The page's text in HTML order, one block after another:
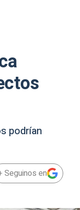
podrían
Seguinos en